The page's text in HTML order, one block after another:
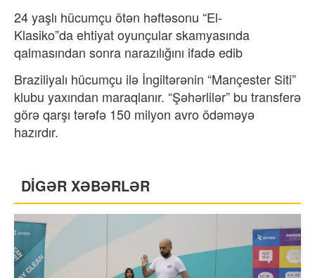
24 yaşlı hücumçu ötən həftəsonu “El-
Klasiko”da ehtiyat oyunçular skamyasında
qalmasından sonra narazılığını ifadə edib
Braziliyalı hücumçu ilə İngiltərənin “Mançester Siti”
klubu yaxından maraqlanır. “Şəhərlilər” bu transferə
görə qarşı tərəfə 150 milyon avro ödəməyə
hazırdır.
DİGƏR XƏBƏRLƏR